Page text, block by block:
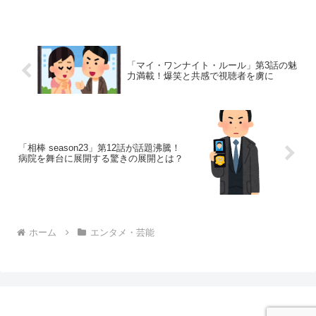
「マイ・ワンナイト・ルール」第3話の魅
力満載！爆笑と共感で視聴者を虜に
「相棒 season23」第12話が話題沸騰！
病院を舞台に展開する驚きの展開とは？
ホーム エンタメ・芸能